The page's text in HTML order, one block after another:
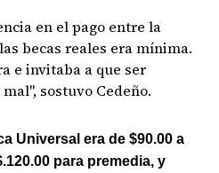
en el pago entre la
becas reales era mínima.
e invitaba a que ser
sostuvo Cedeño.
Universal era de $90.00 a
para premedia, y